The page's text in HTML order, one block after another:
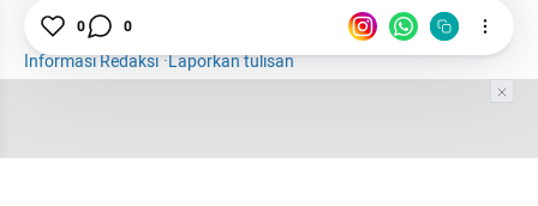
Hiburan Kevin Ardilova
Film Laura
Informasi Redaksi·Laporkan tulisan
0 0